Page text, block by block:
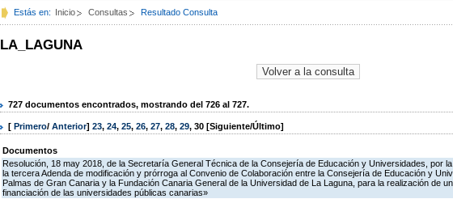
Estás en: Inicio Consultas Resultado Consulta
LA_LAGUNA
727 documentos encontrados, mostrando del 726 al 727.
[ Primero/ Anterior] 23, 24, 25, 26, 27, 28, 29, 30 [Siguiente/Último]
Documentos
Resolución, 18 may 2018, de la Secretaría General Técnica de la Consejería de Educación y Universidades, por
la tercera Adenda de modificación y prórroga al Convenio de Colaboración entre la Consejería de Educación y
Palmas de Gran Canaria y la Fundación Canaria General de la Universidad de La Laguna, para la realización de
financiación de las universidades públicas canarias»